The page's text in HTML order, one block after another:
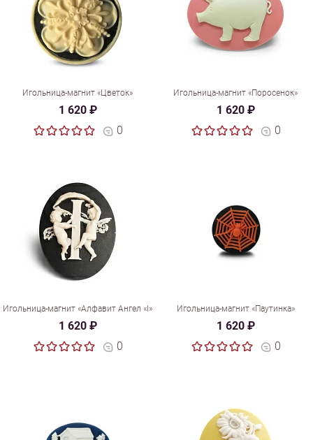
Игольница-магнит «Цветок»
1 620 ₽
0
Игольница-магнит «Поросенок»
1 620 ₽
0
Игольница-магнит «Алфавит Ангел «I»
1 620 ₽
0
Игольница-магнит «Паутинка»
1 620 ₽
0